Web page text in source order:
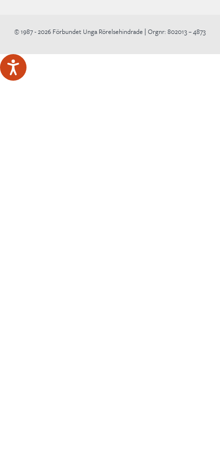
© 1987 - 2026 Förbundet Unga Rörelsehindrade | Orgnr: 802013 – 4873